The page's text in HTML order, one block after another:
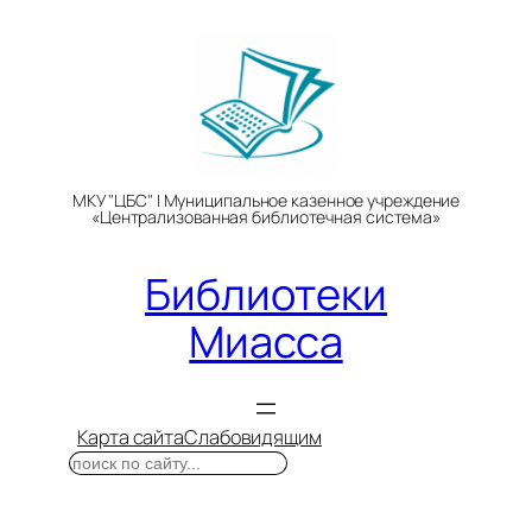
МКУ "ЦБС" | Муниципальное казенное учреждение
«Централизованная библиотечная система»
Библиотеки
Миасса
Карта сайтаСлабовидящим
Поиск